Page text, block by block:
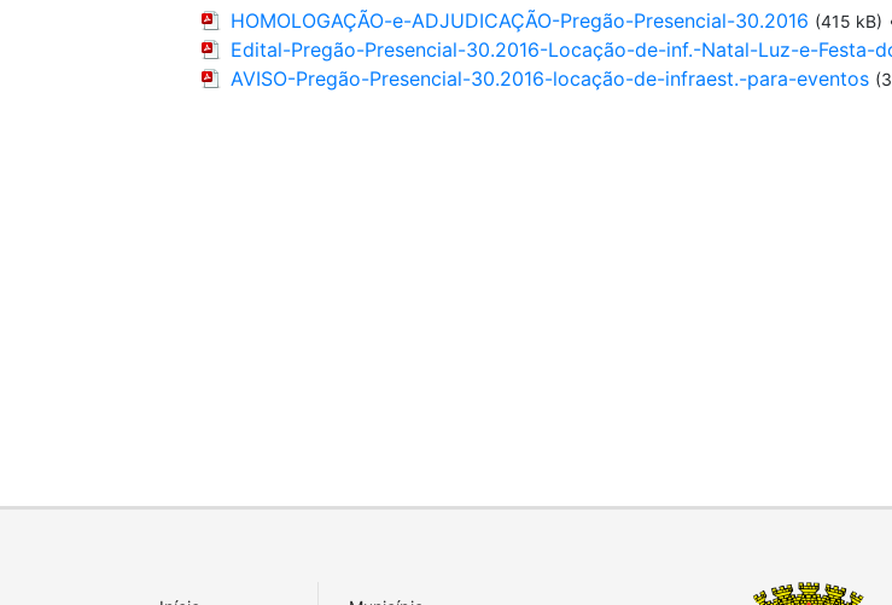
HOMOLOGAÇÃO-e-ADJUDICAÇÃO-Pregão-Presencial-30.2016 (415 kB)
Edital-Pregão-Presencial-30.2016-Locação-de-inf.-Natal-Luz-e-Festa-
AVISO-Pregão-Presencial-30.2016-locação-de-infraest.-para-eventos